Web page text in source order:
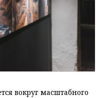
вокруг масштабного